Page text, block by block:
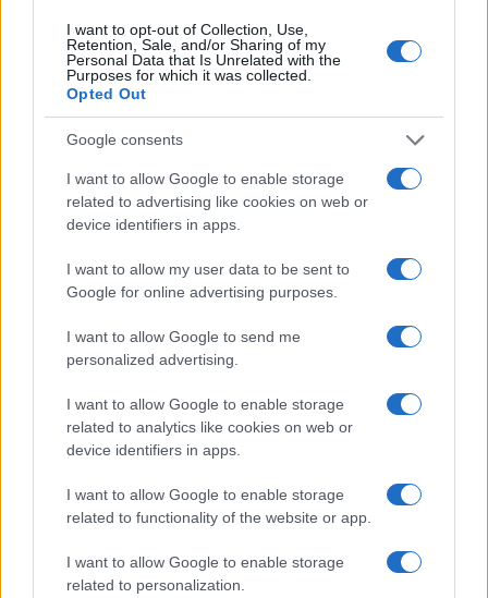
I want to opt-out of Collection, Use,
Retention, Sale, and/or Sharing of my
Personal Data that Is Unrelated with the
Purposes for which it was collected.
Opted Out
Google consents
I want to allow Google to enable storage
related to advertising like cookies on web or
device identifiers in apps.
I want to allow my user data to be sent to
Google for online advertising purposes.
I want to allow Google to send me
personalized advertising.
I want to allow Google to enable storage
related to analytics like cookies on web or
device identifiers in apps.
I want to allow Google to enable storage
related to functionality of the website or app.
I want to allow Google to enable storage
related to personalization.
cliccandoqui
TEMI: Hospitality
Hospitality Stadio
Settori Stadio
Stadio Calcio
Inviaci le tue segnalazioni,
i tuoi video e le tue foto
Su WhatsApp al numero +39
345 356 7512
Notizie in tempo reale?
Entra nel canale telegram di
GalluraOggi.it
Ricevi le nostre ultime news